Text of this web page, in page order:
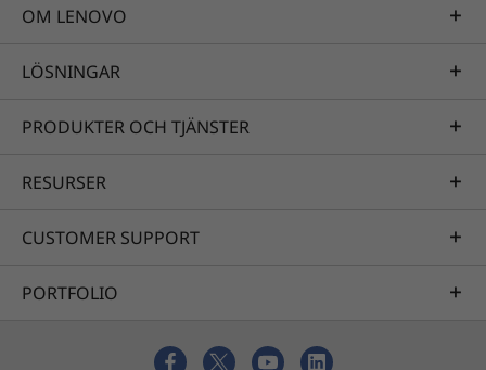
En reflexfri 2K-skärm (2 560 x 1 440) ger
verklighetstrogna färger. Skärmen har IPS-
OM LENOVO
LÖSNINGAR
PRODUKTER OCH TJÄNSTER
RESURSER
CUSTOMER SUPPORT
PORTFOLIO